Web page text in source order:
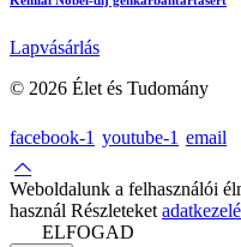
Lapvásárlás
© 2026 Élet és Tudomány
facebook-1 youtube-1 email
Weboldalunk a felhasználói
használ Részleteket
ELFOGAD